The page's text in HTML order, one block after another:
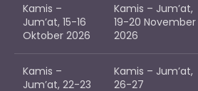
Kamis –
Jum’at, 15-16
Oktober 2026
Kamis – Jum’at,
19-20 November
2026
Kamis –
Jum’at, 22-23
Kamis – Jum’at,
26-27